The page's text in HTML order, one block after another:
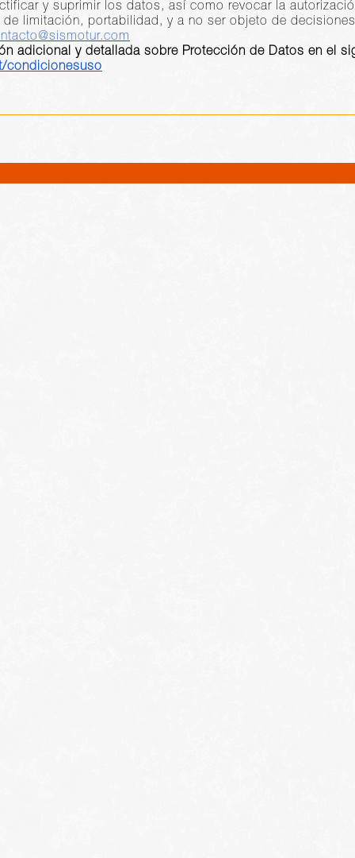
y suprimir los datos, así como revocar la
limitación, portabilidad, y a no ser objeto de
adicional y detallada sobre Protección de Datos en el
condicionesuso